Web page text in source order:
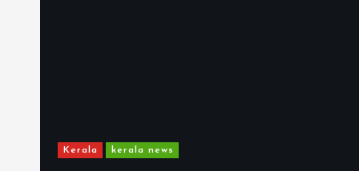
Kerala kerala news